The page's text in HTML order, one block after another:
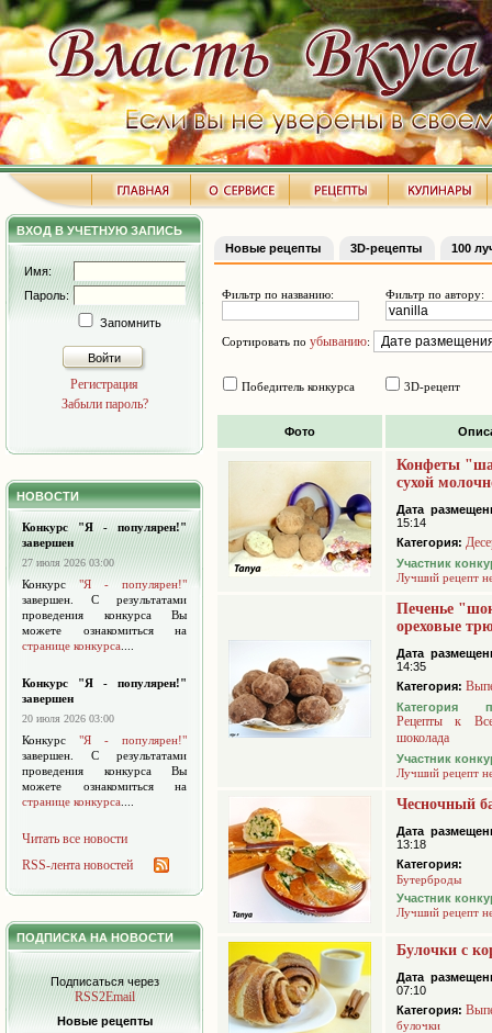
ВХОД В УЧЕТНУЮ ЗАПИСЬ
Имя:
Пароль:
Запомнить
Войти
Регистрация
Забыли пароль?
НОВОСТИ
Конкурс "Я - популярен!"
завершен
27 июля 2026 03:00
Конкурс "Я - популярен!"
завершен. С результатами
проведения конкурса Вы
можете ознакомиться на
странице конкурса
Конкурс "Я - популярен!"
завершен
20 июля 2026 03:00
Конкурс "Я - популярен!"
завершен. С результатами
проведения конкурса Вы
можете ознакомиться на
странице конкурса
Читать все новости
RSS-лента новостей
ПОДПИСКА НА НОВОСТИ
Подписаться через
RSS2Email
Новые рецепты
Новые рецепты 3D-рецепты 100
Фильтр по названию: Фильтр по автору:
Сортировать по убыванию:
Победитель конкурса 3D-рецепт
Фото
Конфеты
сухой
Дата
15:14
Категория:
Участник
Лучший рецепт
Печенье
ореховые
Дата
14:35
Категория:
Категория
Рецепты к
шоколада
Участник
Лучший рецепт
Чесночный
Дата
13:18
Категория:
Бутерброды
Участник
Лучший рецепт
Булочки с
Дата
07:10
Категория:
булочки